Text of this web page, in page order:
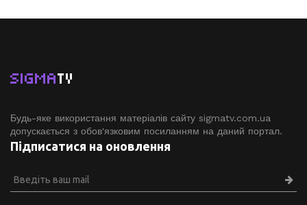
SIGMATV
Будь-яке використання матеріалів сайту sigmatv.com.ua
допускається з обов'язковим посиланням на даний портал.
Підписатися на оновлення